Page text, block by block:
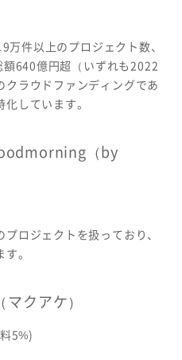
件以上のプロジェクト数、
640億円超（いずれも2022
ラウドファンディングであ
しています。
（by
ロジェクトを扱っており、
。
クアケ）
5%)